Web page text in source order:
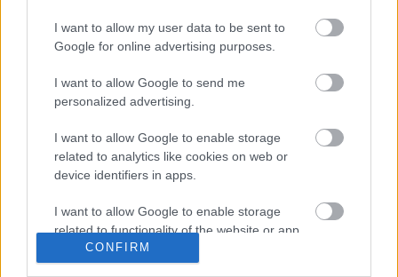
I want to allow my user data to be sent to
Google for online advertising purposes.
I want to allow Google to send me
personalized advertising.
I want to allow Google to enable storage
related to analytics like cookies on web or
device identifiers in apps.
I want to allow Google to enable storage
related to functionality of the website or app.
I want to allow Google to enable storage
CONFIRM
Címkék:premier mojazzter
Live session videóval melegít be az őszi
koncertek előtt a The Pontiac zenekar